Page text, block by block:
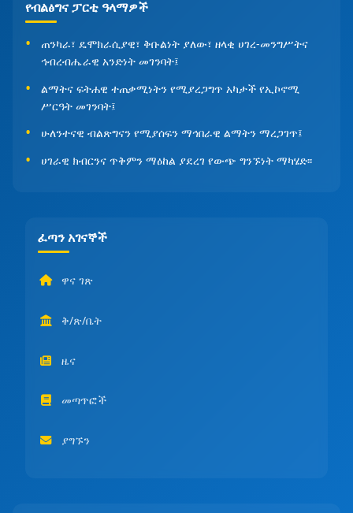
የብልፅግና ፓርቲ ዓላማዎች
ጠንካራ፣ ዴሞክራሲያዊ፣ ቅቡልነት ያለው፣ ዘላቂ ሀገረ-መንግሥትና
ኅብረብሔራዊ አንድነት መገንባት፤
ልማትና ፍትሐዊ ተጠቃሚነትን የሚያረጋግጥ አካታች የኢኮኖሚ
ሥርዓት መገንባት፤
ሁለንተናዊ ብልጽግናን የሚያሰፍን ማኅበራዊ ልማትን ማረጋገጥ፤
ሀገራዊ ክብርንና ጥቅምን ማዕከል ያደረገ የውጭ ግንኙነት ማካሄድ፡፡
ፈጣን አገናኞች
ዋና ገጽ
ቅ/ጽ/ቤት
ዜና
መጣጥፎች
ያግኙን